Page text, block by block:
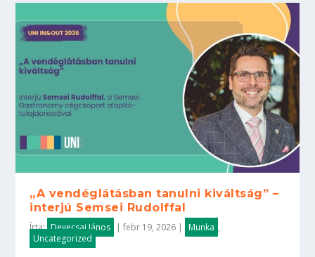
„A vendéglátásban tanulni kiváltság” –
interjú Semsei Rudolffal
Írta: Devecsai János |febr 19, 2026 | Munka ,
Uncategorized